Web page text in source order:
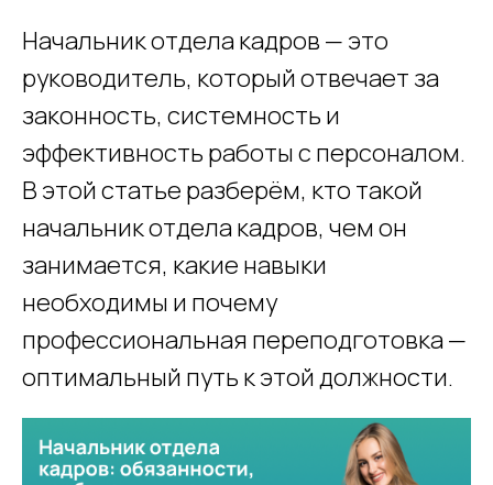
Начальник отдела кадров — это
руководитель, который отвечает за
законность, системность и
эффективность работы с персоналом.
В этой статье разберём, кто такой
начальник отдела кадров, чем он
занимается, какие навыки
необходимы и почему
профессиональная переподготовка —
оптимальный путь к этой должности.